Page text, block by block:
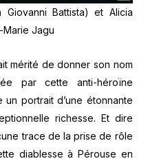
Giovanni Battista) et Alicia
Jagu
mérité de donner son nom
par cette anti-héroïne
un portrait d’une étonnante
richesse. Et dire
trace de la prise de rôle
diablesse à Pérouse en